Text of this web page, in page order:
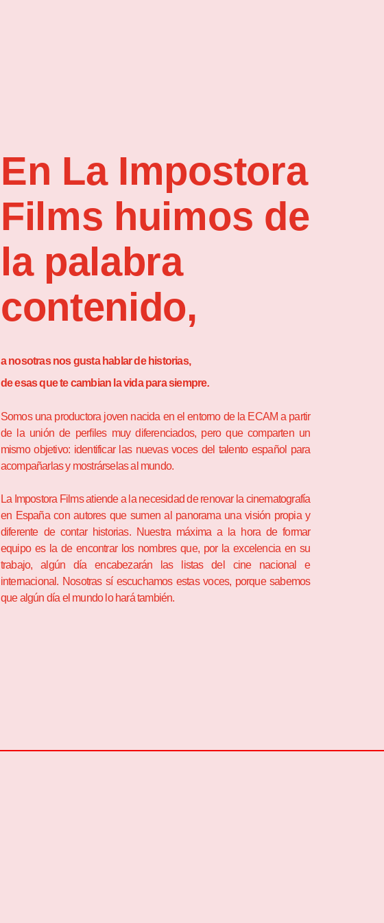
En La Impostora
Films huimos de
la palabra
contenido,
a nosotras nos gusta hablar de historias,
de esas que te cambian la vida para siempre.
Somos una productora joven nacida en el entorno de la ECAM a partir
de la unión de perfiles muy diferenciados, pero que comparten un
mismo objetivo: identificar las nuevas voces del talento español para
acompañarlas y mostrárselas al mundo.
La Impostora Films atiende a la necesidad de renovar la cinematografía
en España con autores que sumen al panorama una visión propia y
diferente de contar historias. Nuestra máxima a la hora de formar
equipo es la de encontrar los nombres que, por la excelencia en su
trabajo, algún día encabezarán las listas del cine nacional e
internacional. Nosotras sí escuchamos estas voces, porque sabemos
que algún día el mundo lo hará también.